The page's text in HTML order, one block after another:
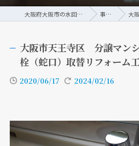
大阪府大阪市の水回りリフォームなら株式会社トーシン 事例/ブログ 大阪市天
大阪市天王寺区 分譲マン
栓（蛇口）取替リフォーム
2020/06/17 2024/02/16